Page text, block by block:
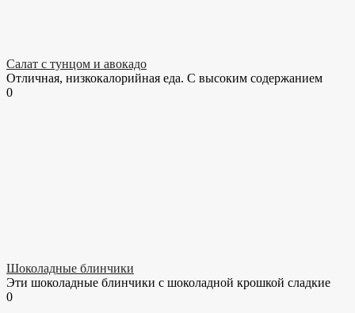
Салат с тунцом и авокадо
Отличная, низкокалорийная еда. С высоким содержанием
0
Шоколадные блинчики
Эти шоколадные блинчики с шоколадной крошкой сладкие
0